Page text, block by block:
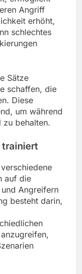
Angriff
erhöht,
schlechtes
Sätze
schaffen, die
Diese
um während
zu behalten.
trainiert
auf die
Angreifern
besteht darin,